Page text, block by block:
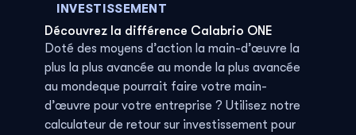
INVESTISSEMENT
Découvrez la différence Calabrio ONE
Doté des moyens d’action la main-d’œuvre la
plus la plus avancée au monde la plus avancée
au mondeque pourrait faire votre main-
d’œuvre pour votre entreprise ? Utilisez notre
calculateur de retour sur investissement pour